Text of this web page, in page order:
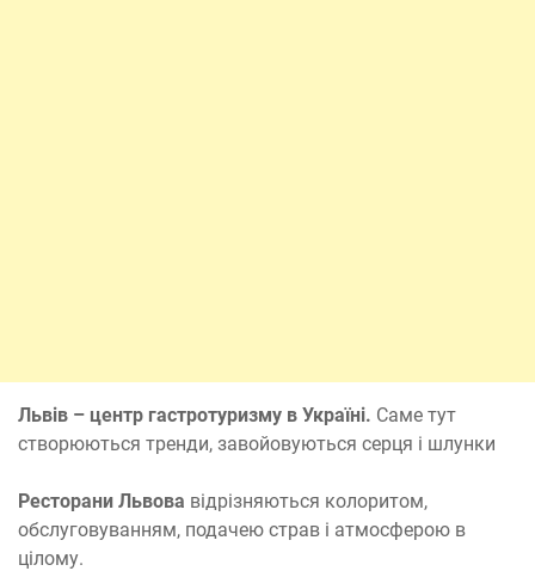
Львів – центр гастротуризму в Україні. Саме тут
створюються тренди, завойовуються серця і шлунки
Ресторани Львова відрізняються колоритом,
обслуговуванням, подачею страв і атмосферою в
цілому.